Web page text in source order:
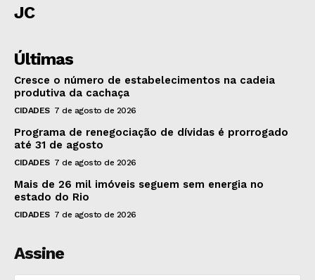
JC
Últimas
Cresce o número de estabelecimentos na cadeia
produtiva da cachaça
CIDADES 7 de agosto de 2026
Programa de renegociação de dívidas é prorrogado
até 31 de agosto
CIDADES 7 de agosto de 2026
Mais de 26 mil imóveis seguem sem energia no
estado do Rio
CIDADES 7 de agosto de 2026
Assine